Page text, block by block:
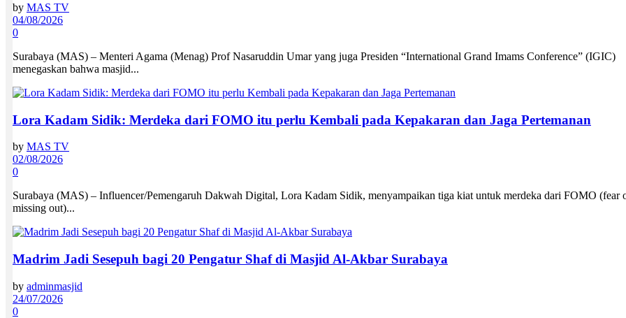
by MAS TV
04/08/2026
0
Surabaya (MAS) – Menteri Agama (Menag) Prof Nasaruddin Umar yang juga Presiden “International Grand Imams Conference” (IGIC)
menegaskan bahwa masjid...
Lora Kadam Sidik: Merdeka dari FOMO itu perlu Kembali pada Kepakaran dan Jaga Pertemanan
by MAS TV
02/08/2026
0
Surabaya (MAS) – Influencer/Pemengaruh Dakwah Digital, Lora Kadam Sidik, menyampaikan tiga kiat untuk merdeka dari FOMO (fear
missing out)...
Madrim Jadi Sesepuh bagi 20 Pengatur Shaf di Masjid Al-Akbar Surabaya
by adminmasjid
24/07/2026
0